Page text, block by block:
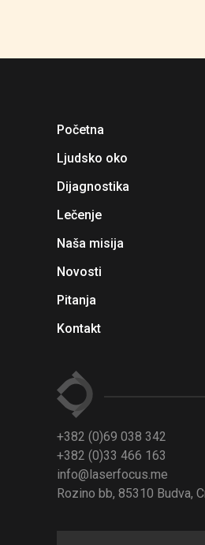
Početna
Ljudsko oko
Dijagnostika
Lečenje
Naša misija
Novosti
Pitanja
Kontakt
+382 (0)69 038 342
+382 (0)33 466 163
info@laserfocus.me
Rozino bb, 85310 Budva,